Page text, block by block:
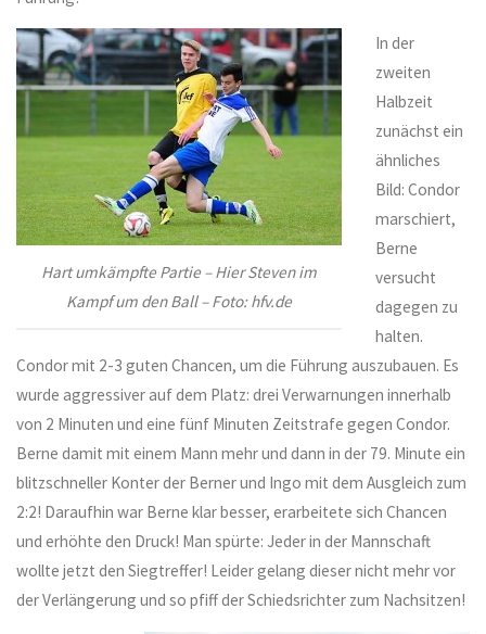
Hart umkämpfte Partie – Hier Steven im
Kampf um den Ball – Foto: hfv.de
In der
zweiten
Halbzeit
zunächst ein
ähnliches
Bild: Condor
marschiert,
Berne
versucht
dagegen zu
halten.
Condor mit 2-3 guten Chancen, um die Führung auszubauen. Es
wurde aggressiver auf dem Platz: drei Verwarnungen innerhalb
von 2 Minuten und eine fünf Minuten Zeitstrafe gegen Condor.
Berne damit mit einem Mann mehr und dann in der 79. Minute ein
blitzschneller Konter der Berner und Ingo mit dem Ausgleich zum
2:2! Daraufhin war Berne klar besser, erarbeitete sich Chancen
und erhöhte den Druck! Man spürte: Jeder in der Mannschaft
wollte jetzt den Siegtreffer! Leider gelang dieser nicht mehr vor
der Verlängerung und so pfiff der Schiedsrichter zum Nachsitzen!